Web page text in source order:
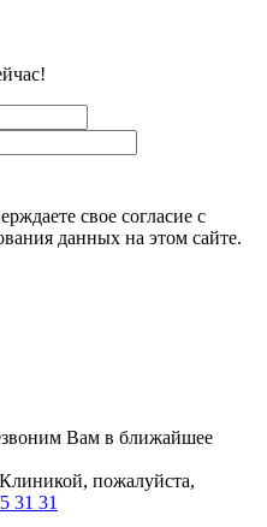
свое согласие с
данных на этом сайте.
Вам в ближайшее
пожалуйста,
31 31